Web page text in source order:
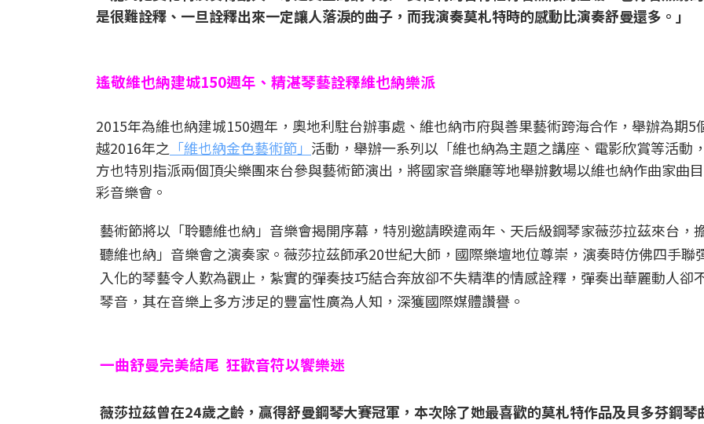
是很難詮釋、一旦詮釋出來一定讓人落淚的曲子，而我演奏莫札特時的感動比演奏舒曼還多。」
遙敬維也納建城150週年、精湛琴藝詮釋維也納樂派
2015年為維也納建城150週年，奧地利駐台辦事處、維也納市府與善果藝術跨海合作，舉辦為期5
越2016年之 「維也納金色藝術節」 活動，舉辦一系列以「維也納為主題之講座、電影欣賞等活動
方也特別指派兩個頂尖樂團來台參與藝術節演出，將國家音樂廳等地舉辦數場以維也納作曲家曲
彩音樂會。
藝術節將以「聆聽維也納」音樂會揭開序幕，特別邀請睽違兩年、天后級鋼琴家薇莎拉茲來台，
聽維也納」音樂會之演奏家。薇莎拉茲師承20世紀大師，國際樂壇地位尊崇，演奏時仿佛四手聯
入化的琴藝令人歎為觀止，紮實的彈奏技巧結合奔放卻不失精準的情感詮釋，彈奏出華麗動人卻
琴音，其在音樂上多方涉足的豐富性廣為人知，深獲國際媒體讚譽。
一曲舒曼完美結尾 狂歡音符以饗樂迷
薇莎拉茲曾在24歲之齡，贏得舒曼鋼琴大賽冠軍，本次除了她最喜歡的莫札特作品及貝多芬鋼琴